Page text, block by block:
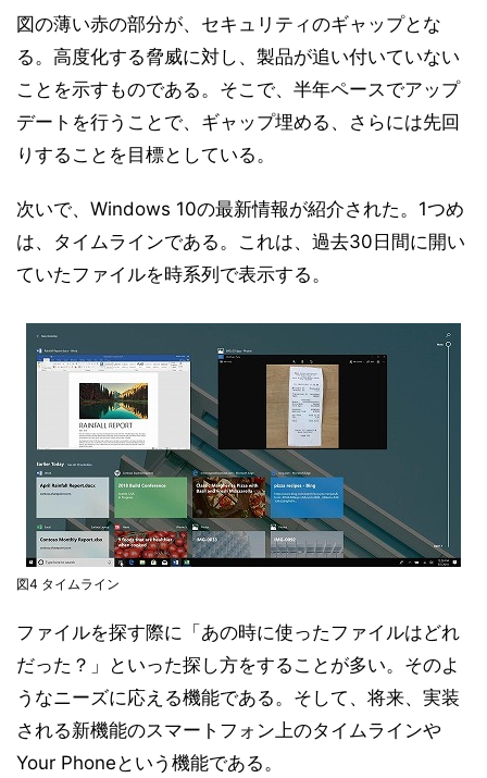
図の薄い赤の部分が、セキュリティのギャップとな
る。高度化する脅威に対し、製品が追い付いていない
ことを示すものである。そこで、半年ペースでアップ
デートを行うことで、ギャップ埋める、さらには先回
りすることを目標としている。
次いで、Windows 10の最新情報が紹介された。1つめ
は、タイムラインである。これは、過去30日間に開い
ていたファイルを時系列で表示する。
図4 タイムライン
ファイルを探す際に「あの時に使ったファイルはどれ
だった？」といった探し方をすることが多い。そのよ
うなニーズに応える機能である。そして、将来、実装
される新機能のスマートフォン上のタイムラインや
Your Phoneという機能である。